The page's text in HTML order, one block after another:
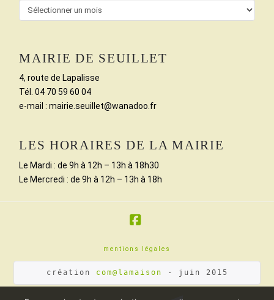
Archives
MAIRIE DE SEUILLET
4, route de Lapalisse
Tél. 04 70 59 60 04
e-mail : mairie.seuillet@wanadoo.fr
LES HORAIRES DE LA MAIRIE
Le Mardi : de 9h à 12h – 13h à 18h30
Le Mercredi : de 9h à 12h – 13h à 18h
mentions légales
création com@lamaison - juin 2015